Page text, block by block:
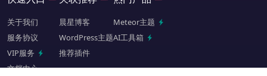
关于我们
服务协议
VIP服务
文档中心
晨星博客
WordPress主题
推荐插件
Meteor主题
AI工具箱